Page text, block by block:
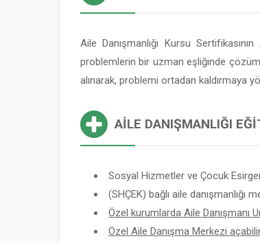
Aile Danışmanlığı Kursu
problemlerin bir uzman eşliğinde
alınarak, problemi ortadan kaldırmaya
AILE DANIŞMANLIĞI
Sosyal Hizmetler ve Çocuk
(SHÇEK) bağlı aile danışmanlığı
Özel kurumlarda Aile Danışmanı
Özel Aile Danışma Merkezi